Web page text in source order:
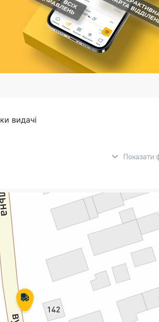
Страхові послуги
Каталог «Укрпошта
видачі
Показати
Фінансові послуги:
Термінові перекази
Перекази
Комунальні та інші платежі